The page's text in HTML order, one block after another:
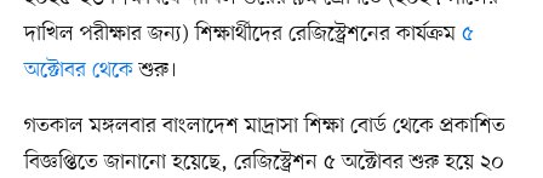
দাখিল পরীক্ষার জন্য) শিক্ষার্থীদের রেজিস্ট্রেশনের কার্যক্রম ৫
অক্টোবর থেকেশুরু।
গতকাল মঙ্গলবার বাংলাদেশ মাদ্রাসা শিক্ষা বোর্ড থেকে প্রকাশিত
বিজ্ঞপ্তিতে জানানো হয়েছে, রেজিস্ট্রেশন ৫ অক্টোবর শুরু হয়ে ২০